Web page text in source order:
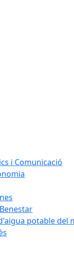
i Comunicació
potable del